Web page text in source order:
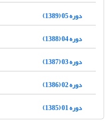
دوره 05 (1389)
دوره 04 (1388)
دوره 03 (1387)
دوره 02 (1386)
دوره 01 (1385)